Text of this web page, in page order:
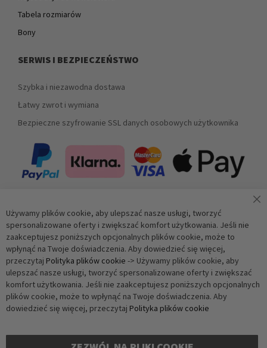
Tabela rozmiarów
Bony
SERWIS I BEZPIECZEŃSTWO
Szybka i niezawodna dostawa
Łatwy zwrot i wymiana
Bezpieczne szyfrowanie SSL danych osobowych użytkownika
Zapisz się do newslettera
Subskrybuj
Weryfikacja antybotowa
Kliknij, aby rozpocząć weryfikację
FriendlyCaptcha ⇗
Używamy plików cookie, aby ulepszać nasze usługi, tworzyć
spersonalizowane oferty i zwiększać komfort użytkowania. Jeśli nie
zaakceptujesz poniższych opcjonalnych plików cookie, może to
wpłynąć na Twoje doświadczenia. Aby dowiedzieć się więcej,
przeczytaj Polityka plików cookie -> Używamy plików cookie, aby
ulepszać nasze usługi, tworzyć spersonalizowane oferty i zwiększać
komfort użytkowania. Jeśli nie zaakceptujesz poniższych opcjonalnych
plików cookie, może to wpłynąć na Twoje doświadczenia. Aby
dowiedzieć się więcej, przeczytaj Polityka plików cookie